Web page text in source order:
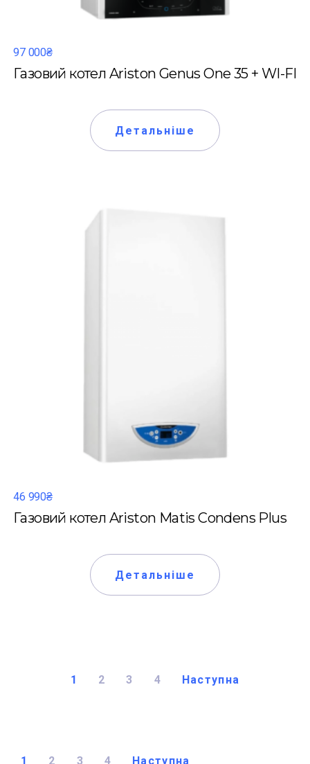
97 000₴
Газовий котел Ariston Genus One 35 + WI-FI
Детальніше
46 990₴
Газовий котел Ariston Matis Condens Plus
Детальніше
1 2 3 4 Наступна
1 2 3 4 Наступна